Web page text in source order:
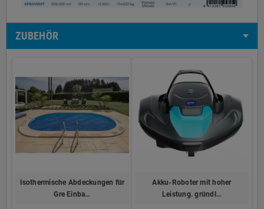
ZUBEHÖR
Isothermische Abdeckungen für
Gre Einba…
Akku-Roboter mit hoher
Leistung. gründl…